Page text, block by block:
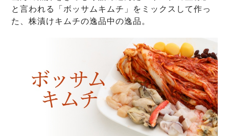
と言われる「ボッサムキムチ」をミックスして作っ
た、株漬けキムチの逸品中の逸品。